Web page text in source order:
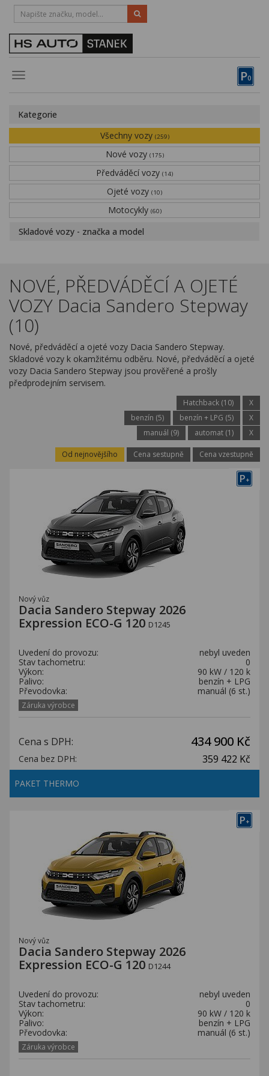
P0
Toggle
HOTLINE:
STRAKONICE-383 335 366
Obytné vozy
Financování
Novinky
Kontakty
Kategorie
Všechny vozy (259)
Nové vozy (175)
Předváděcí vozy (14)
Ojeté vozy (10)
Motocykly (60)
Skladové vozy - značka a model
NOVÉ, PŘEDVÁDĚCÍ A OJETÉ
VOZY Dacia Sandero Stepway
(10)
Nové, předváděcí a ojeté vozy Dacia Sandero Stepway.
Skladové vozy k okamžitému odběru. Nové, předváděcí a ojeté
vozy Dacia Sandero Stepway jsou prověřené a prošly
předprodejním servisem.
Hatchback (10)
X
benzín (5)
benzín + LPG (5)
X
manuál (9)
automat (1) X
Od nejnovějšího Cena sestupně Cena vzestupně
P+
Nový vůz
Dacia Sandero Stepway 2026
Expression ECO-G 120 D1245
Uvedení do provozu:
nebyl uveden
Stav tachometru:
0
Výkon:
90 kW / 120 k
Palivo:
benzín + LPG
Převodovka:
manuál (6 st.)
Záruka výrobce
Cena s DPH: 434 900 Kč
Cena bez DPH: 359 422 Kč
PAKET THERMO
P+
Nový vůz
Dacia Sandero Stepway 2026
Expression ECO-G 120 D1244
Uvedení do provozu:
nebyl uveden
Stav tachometru:
0
Výkon:
90 kW / 120 k
Palivo:
benzín + LPG
Převodovka:
manuál (6 st.)
Záruka výrobce